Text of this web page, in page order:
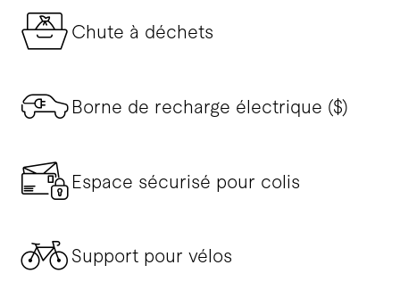
Chute à déchets
Borne de recharge électrique ($)
Espace sécurisé pour colis
Support pour vélos